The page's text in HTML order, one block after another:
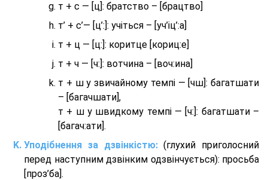
т + с — [ц]: братство – [брaцтво]
т’ + с’— [ц’:]: учіться – [уч’іц’:a]
т + ц — [ц:]: коритце [кориц:е]
т + ч — [ч:]: вотчина – [вoч:ина]
т + ш у звичайному темпі — [чш]: багатшати
– [багачшати],
т + ш у швидкому темпі — [ч:]: багатшати –
[багач:ати].
Уподібнення за дзвінкістю:(глухий приголосний
перед наступним дзвінким одзвінчується): просьба
[проз’ба].